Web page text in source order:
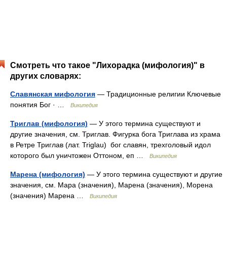
Смотреть что такое "Лихорадка (мифология)" в
других словарях:
Славянская мифология — Традиционные религии Ключевые
понятия Бог · …
Википедия
Триглав (мифология) — У этого термина существуют и
другие значения, см. Триглав. Фигурка бога Триглава из храма
в Ретре Триглав (лат. Triglau) бог славян, трехголовый идол
которого был уничтожен Оттоном, еп …
Википедия
Марена (мифология) — У этого термина существуют и другие
значения, см. Мара (значения), Марена (значения), Морена
(значения) Марена …
Википедия